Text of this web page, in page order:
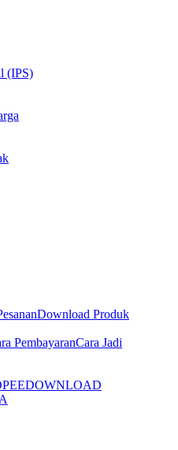
(IPS)
Download Produk
PembayaranCara Jadi
DOWNLOAD